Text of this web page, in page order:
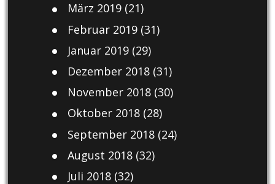
März 2019(21)
Februar 2019(31)
Januar 2019(29)
Dezember 2018(31)
November 2018(30)
Oktober 2018(28)
September 2018(24)
August 2018(32)
Juli 2018(32)